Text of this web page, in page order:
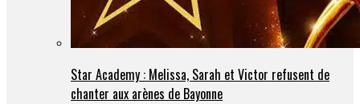
Star Academy : Melissa, Sarah et Victor refusent de
chanter aux arènes de Bayonne